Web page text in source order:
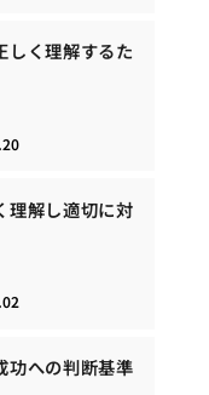
しく理解するた
理解し適切に対
功への判断基準